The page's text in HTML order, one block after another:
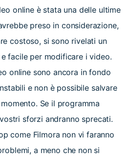
online è stata una delle ultime
preso in considerazione,
costoso, si sono rivelati un
facile per modificare i video.
online sono ancora in fondo
e non è possibile salvare
Se il programma
sforzi andranno sprecati.
come Filmora non vi faranno
a meno che non si